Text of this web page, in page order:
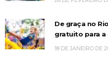
De graça no
gratuito para a
18 DE JANEIRO DE